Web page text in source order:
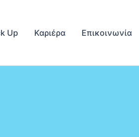
Up Καριέρα Επικοινωνία